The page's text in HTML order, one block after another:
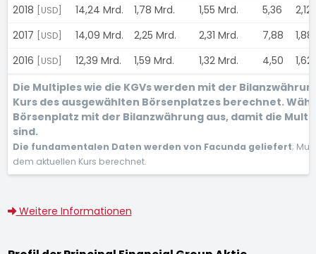
2018
[USD] 14,24 Mrd. 1,78 Mrd. 1,55 Mrd. 5,36
2017
[USD] 14,09 Mrd. 2,25 Mrd. 2,31 Mrd. 7,88
2016
[USD] 12,39 Mrd. 1,59 Mrd. 1,32 Mrd. 4,50
Die Multiples wie die KGVs werden mit der
Kurs des ausgewählten Börsenplatzes berechnet.
Börsenplatz mit der Bilanzwährung aus, damit die
sind.
Die fundamentalen Daten werden von Facunda geliefert;
dem aktuellen Kurs berechnet.
Weitere Informationen